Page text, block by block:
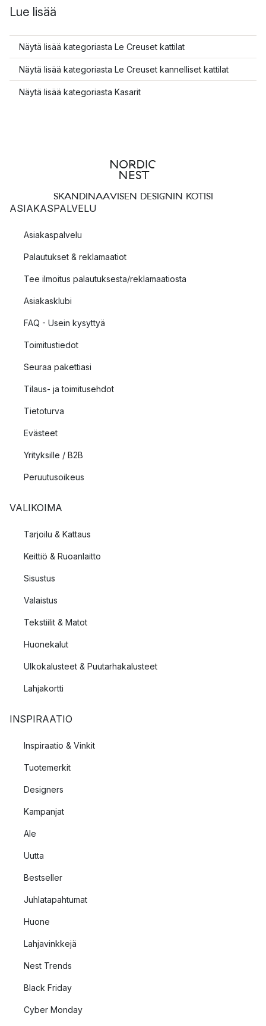
Lue lisää
Näytä lisää kategoriasta Le Creuset kattilat
Näytä lisää kategoriasta Le Creuset kannelliset kattilat
Näytä lisää kategoriasta Kasarit
SKANDINAAVISEN DESIGNIN KOTISI
ASIAKASPALVELU
Asiakaspalvelu
Palautukset & reklamaatiot
Tee ilmoitus palautuksesta/reklamaatiosta
Asiakasklubi
FAQ - Usein kysyttyä
Toimitustiedot
Seuraa pakettiasi
Tilaus- ja toimitusehdot
Tietoturva
Evästeet
Yrityksille / B2B
Peruutusoikeus
VALIKOIMA
Tarjoilu & Kattaus
Keittiö & Ruoanlaitto
Sisustus
Valaistus
Tekstiilit & Matot
Huonekalut
Ulkokalusteet & Puutarhakalusteet
Lahjakortti
INSPIRAATIO
Inspiraatio & Vinkit
Tuotemerkit
Designers
Kampanjat
Ale
Uutta
Bestseller
Juhlatapahtumat
Huone
Lahjavinkkejä
Nest Trends
Black Friday
Cyber Monday